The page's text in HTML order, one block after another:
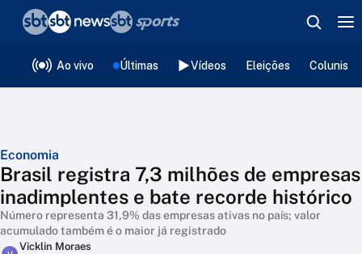
Ao vivo Últimas Vídeos Eleições
Economia
Brasil registra 7,3 milhões de empresas
inadimplentes e bate recorde histórico
Número representa 31,9% das empresas ativas no país; valor
acumulado também é o maior já registrado
Vicklin Moraes
❮voltar
Editorias